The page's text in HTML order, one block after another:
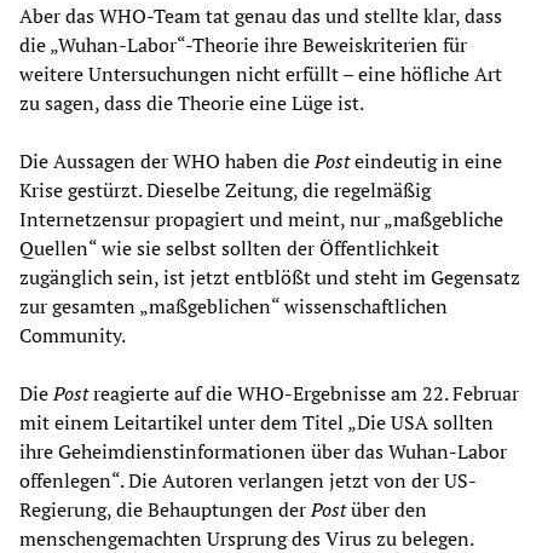
Aber das WHO-Team tat genau das und stellte klar, dass
die „Wuhan-Labor“-Theorie ihre Beweiskriterien für
weitere Untersuchungen nicht erfüllt – eine höfliche Art
zu sagen, dass die Theorie eine Lüge ist.
Die Aussagen der WHO haben diePosteindeutig in eine
Krise gestürzt. Dieselbe Zeitung, die regelmäßig
Internetzensur propagiert und meint, nur „maßgebliche
Quellen“ wie sie selbst sollten der Öffentlichkeit
zugänglich sein, ist jetzt entblößt und steht im Gegensatz
zur gesamten „maßgeblichen“ wissenschaftlichen
Community.
DiePostreagierte auf die WHO-Ergebnisse am 22. Februar
mit einem Leitartikel unter dem Titel „Die USA sollten
ihre Geheimdienstinformationen über das Wuhan-Labor
offenlegen“. Die Autoren verlangen jetzt von der US-
Regierung, die Behauptungen derPostüber den
menschengemachten Ursprung des Virus zu belegen.